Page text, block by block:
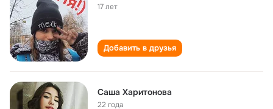
17 лет
Добавить в друзья
Саша Харитонова
22 года